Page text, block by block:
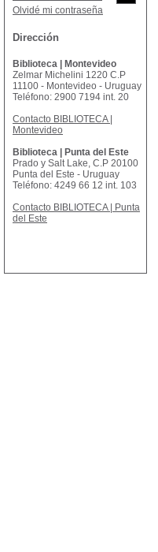
Olvidé mi contraseña
Dirección
Biblioteca | Montevideo
Zelmar Michelini 1220 C.P
11100 - Montevideo - Uruguay
Teléfono: 2900 7194 int. 20
Contacto BIBLIOTECA |
Montevideo
Biblioteca | Punta del Este
Prado y Salt Lake, C.P 20100
Punta del Este - Uruguay
Teléfono: 4249 66 12 int. 103
Contacto BIBLIOTECA | Punta
del Este